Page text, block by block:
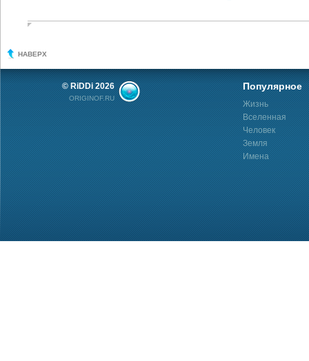
НАВЕРХ
© RiDDi 2026
ORIGINOF.RU
Популярное
Жизнь
Вселенная
Человек
Земля
Имена